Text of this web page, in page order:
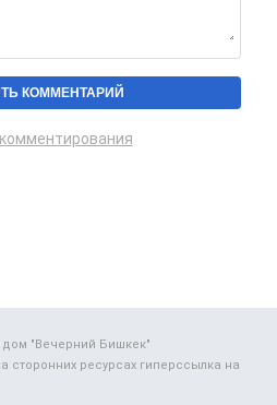
"Вечерний Бишкек"
сторонних ресурсах гиперссылка на